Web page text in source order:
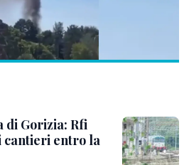
di Gorizia: Rfi
cantieri entro la